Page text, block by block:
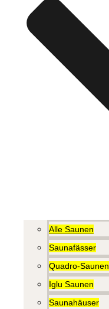
Alle Saunen
Saunafässer
Quadro-Saunen
Iglu Saunen
Saunahäuser